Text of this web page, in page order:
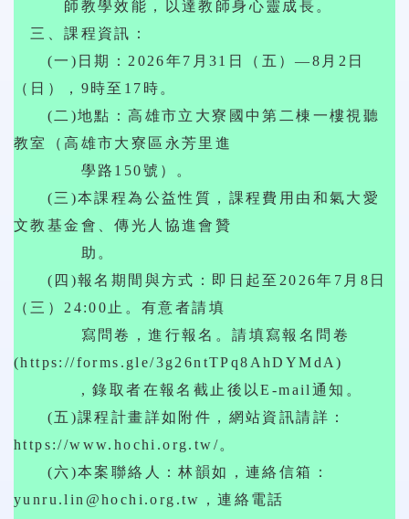
師教學效能，以達教師身心靈成長。
三、課程資訊：
(一)日期：2026年7月31日（五）—8月2日
（日），9時至17時。
(二)地點：高雄市立大寮國中第二棟一樓視聽
教室（高雄市大寮區永芳里進
學路150號）。
(三)本課程為公益性質，課程費用由和氣大愛
文教基金會、傳光人協進會贊
助。
(四)報名期間與方式：即日起至2026年7月8日
（三）24:00止。有意者請填
寫問卷，進行報名。請填寫報名問卷
(https://forms.gle/3g26ntTPq8AhDYMdA)
, 錄取者在報名截止後以E-mail通知。
(五)課程計畫詳如附件，網站資訊請詳：
https://www.hochi.org.tw/。
(六)本案聯絡人：林韻如，連絡信箱：
yunru.lin@hochi.org.tw，連絡電話